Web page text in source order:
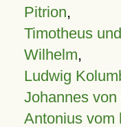
Pitrion,
Timotheus
Wilhelm,
Ludwig
Johannes von
Antonius vom